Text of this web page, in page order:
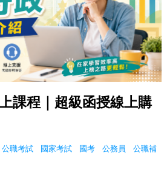
課程｜超級函授線上購
公職考試 國家考試 國考 公務員
公職補